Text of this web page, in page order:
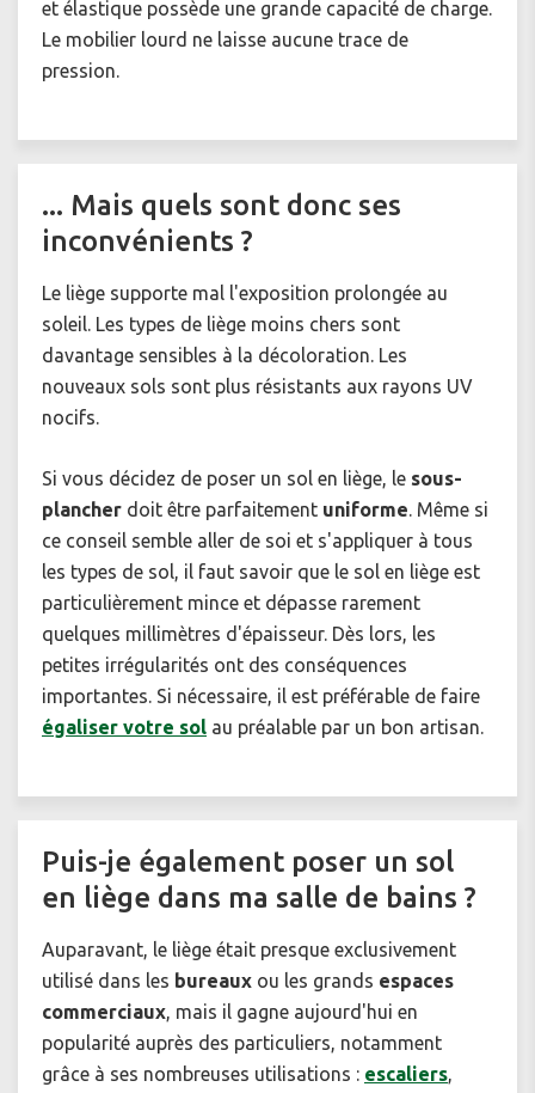
et élastique possède une grande capacité de charge.
Le mobilier lourd ne laisse aucune trace de
pression.
... Mais quels sont donc ses
inconvénients ?
Le liège supporte mal l'exposition prolongée au
soleil. Les types de liège moins chers sont
davantage sensibles à la décoloration. Les
nouveaux sols sont plus résistants aux rayons UV
nocifs.
Si vous décidez de poser un sol en liège, le sous-
plancher doit être parfaitement uniforme. Même si
ce conseil semble aller de soi et s'appliquer à tous
les types de sol, il faut savoir que le sol en liège est
particulièrement mince et dépasse rarement
quelques millimètres d'épaisseur. Dès lors, les
petites irrégularités ont des conséquences
importantes. Si nécessaire, il est préférable de faire
égaliser votre sol au préalable par un bon artisan.
Puis-je également poser un sol
en liège dans ma salle de bains ?
Auparavant, le liège était presque exclusivement
utilisé dans les bureaux ou les grands espaces
commerciaux, mais il gagne aujourd'hui en
popularité auprès des particuliers, notamment
grâce à ses nombreuses utilisations : escaliers,